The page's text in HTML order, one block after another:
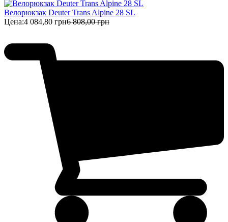
Велорюкзак Deuter Trans Alpine 28 SL
Цена:4 084,80 грн6 808,00 грн